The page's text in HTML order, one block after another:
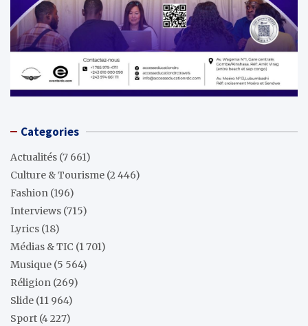
Categories
Actualités (7 661)
Culture & Tourisme (2 446)
Fashion (196)
Interviews (715)
Lyrics (18)
Médias & TIC (1 701)
Musique (5 564)
Réligion (269)
Slide (11 964)
Sport (4 227)